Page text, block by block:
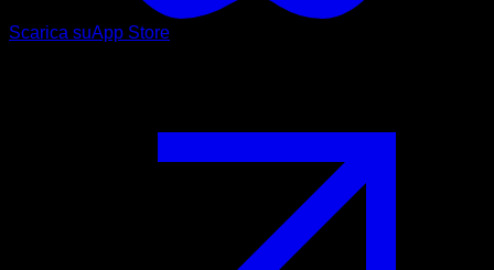
Scarica suApp Store